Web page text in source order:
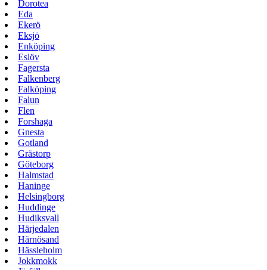
Dorotea
Eda
Ekerö
Eksjö
Enköping
Eslöv
Fagersta
Falkenberg
Falköping
Falun
Flen
Forshaga
Gnesta
Gotland
Grästorp
Göteborg
Halmstad
Haninge
Helsingborg
Huddinge
Hudiksvall
Härjedalen
Härnösand
Hässleholm
Jokkmokk